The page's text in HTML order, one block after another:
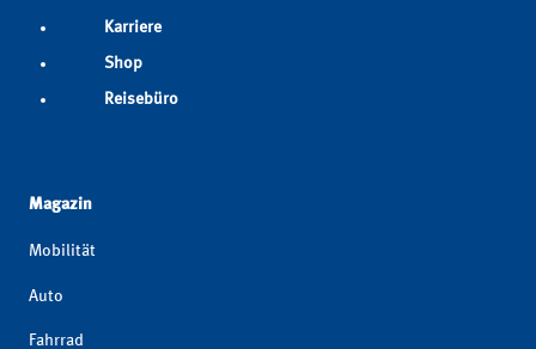
Karriere
Shop
Reisebüro
Magazin
Mobilität
Auto
Fahrrad